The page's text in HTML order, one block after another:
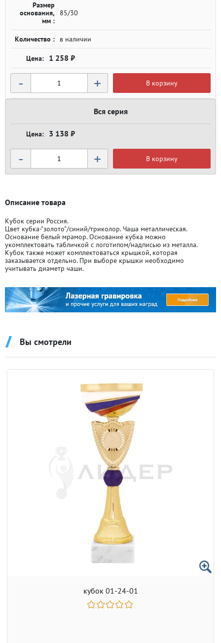
Размер
основания,
мм :
85/30
Количество : в наличии
1 258 ₽
- + В корзину
Вся серия
3 138 ₽
- + В корзину
Описание товара
Кубок серии Россия.
Цвет кубка-"золото"/синий/триколор. Чаша металлическая.
Основание белый мрамор. Основание кубка можно
укомплектовать табличкой с логотипом/надписью из металла.
Кубок также может комплектоваться крышкой, которая
заказывается отдельно. При выборе крышки необходимо
учитывать диаметр чаши.
Вы смотрели
кубок 01-24-01